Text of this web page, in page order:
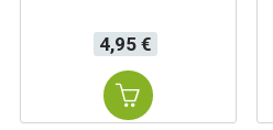
Precio
4,95 €